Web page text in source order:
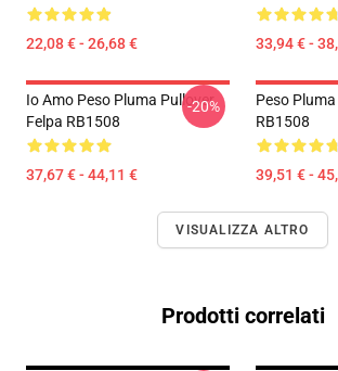
22,08 € - 26,68 € 33,94 € -
Io Amo Peso Pluma Pullover
Felpa RB1508
37,67 € - 44,11 €
-20%
Peso
RB1508
39,51 € -
VISUALIZZA ALTRO
Prodotti correlati